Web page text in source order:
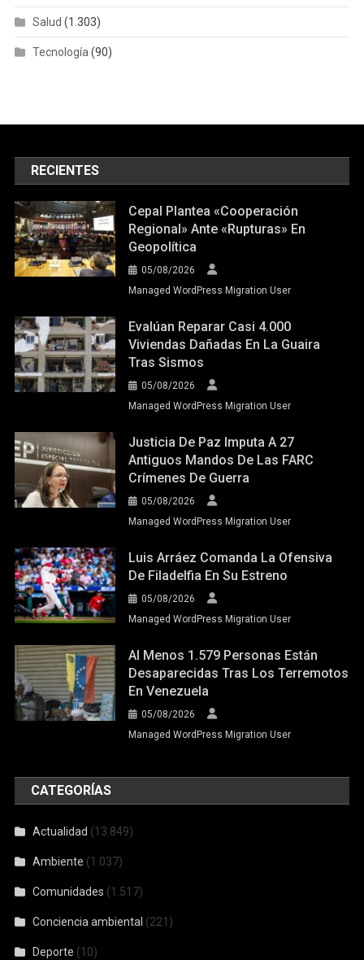
Salud (1.303)
Tecnología (90)
RECIENTES
Cepal Plantea «cooperación
Regional» Ante «rupturas» En
Geopolítica
05/08/2026
Managed WordPress Migration User
Evalúan Reparar Casi 4.000
Viviendas Dañadas En La Guaira
Tras Sismos
05/08/2026
Managed WordPress Migration User
Justicia De Paz Imputa A 27
Antiguos Mandos De Las FARC
Crímenes De Guerra
05/08/2026
Managed WordPress Migration User
Luis Arráez Comanda La Ofensiva
De Filadelfia En Su Estreno
05/08/2026
Managed WordPress Migration User
Al Menos 1.579 Personas Están
Desaparecidas Tras Los Terremotos
En Venezuela
05/08/2026
Managed WordPress Migration User
CATEGORÍAS
Actualidad (13.849)
Ambiente (1.037)
Comunidades (1.517)
Conciencia ambiental (221)
Deporte (10)